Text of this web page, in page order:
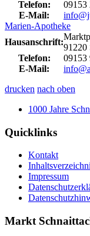
Telefon:
09153
E-Mail:
Marien-Apotheke
Hausanschrift:
91220
Telefon:
09153
E-Mail:
drucken nach oben
1000 Jahre
Quicklinks
Kontakt
Impressum
Markt